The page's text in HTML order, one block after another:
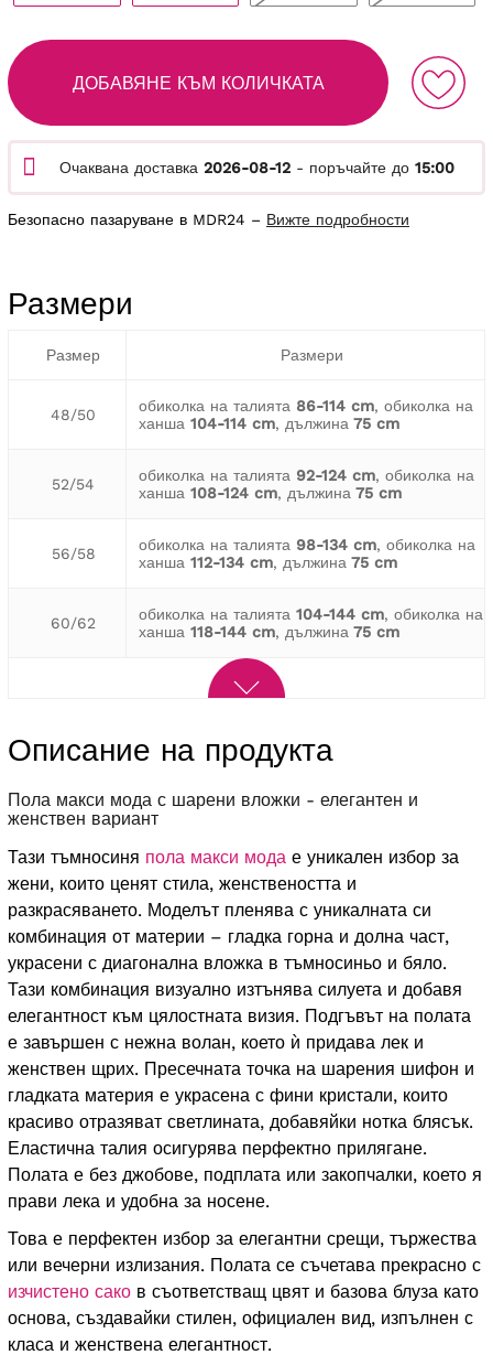
ДОБАВЯНЕ КЪМ КОЛИЧКАТА
Очаквана доставка 2026-08-12 - поръчайте до 15:00
Безопасно пазаруване в MDR24 – Вижте подробности
Размери
Размер Размери
48/50 обиколка на талията 86-114 cm, обиколка на
ханша 104-114 cm, дължина 75 cm
52/54 обиколка на талията 92-124 cm, обиколка на
ханша 108-124 cm, дължина 75 cm
56/58 обиколка на талията 98-134 cm, обиколка на
ханша 112-134 cm, дължина 75 cm
60/62 обиколка на талията 104-144 cm, обиколка на
ханша 118-144 cm, дължина 75 cm
Описание на продукта
пола макси мода с шарени вложки - елегантен и
женствен вариант
Тази тъмносиня пола макси мода е уникален избор за
жени, които ценят стила, женствеността и
разкрасяването. Моделът пленява с уникалната си
комбинация от материи – гладка горна и долна част,
украсени с диагонална вложка в тъмносиньо и бяло.
Тази комбинация визуално изтънява силуета и добавя
елегантност към цялостната визия. Подгъвът на полата
е завършен с нежна волан, което ѝ придава лек и
женствен щрих. Пресечната точка на шарения шифон и
гладката материя е украсена с фини кристали, които
красиво отразяват светлината, добавяйки нотка блясък.
Еластична талия осигурява перфектно прилягане.
Полата е без джобове, подплата или закопчалки, което я
прави лека и удобна за носене.
Това е перфектен избор за елегантни срещи, тържества
или вечерни излизания. Полата се съчетава прекрасно с
изчистено сако в съответстващ цвят и базова блуза като
основа, създавайки стилен, официален вид, изпълнен с
класа и женствена елегантност.